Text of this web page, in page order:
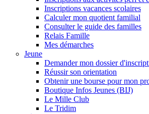
Inscriptions vacances scolaires
Calculer mon quotient familial
Consulter le guide des familles
Relais Famille
Mes démarches
Jeune
Demander mon dossier
Réussir son orientation
Obtenir une bourse pour mon
Boutique Infos Jeunes (BIJ)
Le Mille Club
Le Tridim